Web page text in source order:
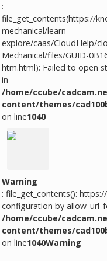
:
file_get_contents(https://
mechanical/learn-
explore/caas/CloudHelp/
Mechanical/files/GUID-
htm.html): Failed to open
in
/home/ccube/
content/themes/
on line1040
Warning
: file_get_contents():
configuration by
/home/ccube/
content/themes/
on line1040Warning